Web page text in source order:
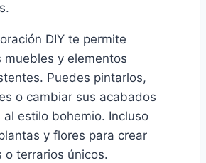
DIY te permite
muebles y elementos
Puedes pintarlos,
o cambiar sus acabados
estilo bohemio. Incluso
y flores para crear
o terrarios únicos.